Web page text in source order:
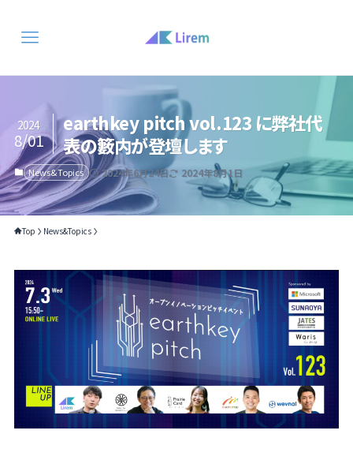
earthkey pitch vol.123 に弊社代
表の籔内が登壇します
2024
8/01
News&Topics 2024年6月24日 2024年8月1日
Top News&Topics